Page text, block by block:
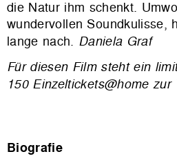
die Natur ihm schenkt.
wundervollen Soundkulisse,
lange nach. Daniela Graf
Für diesen Film steht ein
150 Einzeltickets@home zur
Biografie